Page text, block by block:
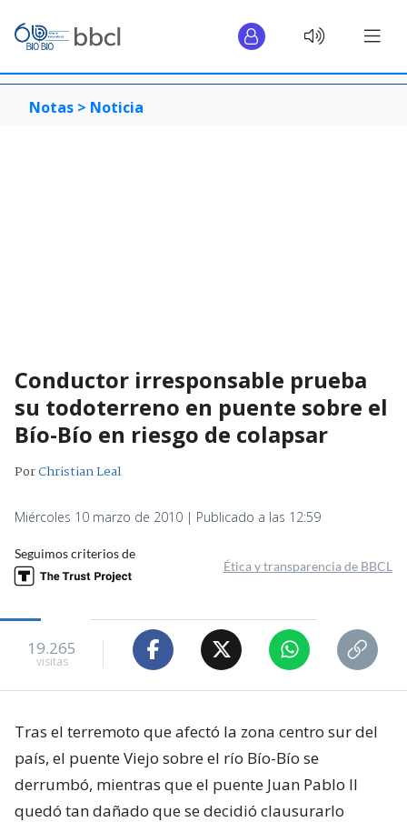
Notas > Noticia
Conductor irresponsable prueba
su todoterreno en puente sobre el
Bío-Bío en riesgo de colapsar
PorChristian Leal
Miércoles 10 marzo de 2010 | Publicado a las 12:59
Seguimos criterios de
Ética y transparencia de BBCL
19.265
visitas
Tras el terremoto que afectó la zona centro sur del
país, el puente Viejo sobre el río Bío-Bío se
derrumbó, mientras que el puente Juan Pablo II
quedó tan dañado que se decidió clausurarlo